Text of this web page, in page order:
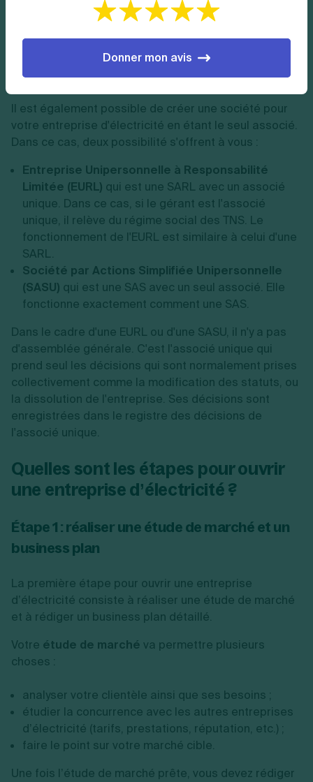
La SARL et la SAS ont deux points communs. D'une
part, le capital social minimum est de 1 euro et d'autre
part, la responsabilité des associés est limitée au
montant de leurs apports.
Il est également possible de créer une société pour
votre entreprise d'électricité en étant le seul associé.
Dans ce cas, deux possibilité s'offrent à vous :
Entreprise Unipersonnelle à Responsabilité
Limitée (EURL) qui est une SARL avec un associé
unique. Dans ce cas, si le gérant est l'associé
unique, il relève du régime social des TNS. Le
fonctionnement de l'EURL est similaire à celui d'une
SARL.
Société par Actions Simplifiée Unipersonnelle
(SASU) qui est une SAS avec un seul associé. Elle
fonctionne exactement comment une SAS.
Dans le cadre d'une EURL ou d'une SASU, il n'y a pas
d'assemblée générale. C'est l'associé unique qui
prend seul les décisions qui sont normalement prises
collectivement comme la modification des statuts, ou
la dissolution de l'entreprise. Ses décisions sont
enregistrées dans le registre des décisions de
l'associé unique.
Quelles sont les étapes pour ouvrir
une entreprise d’électricité ?
Étape 1 : réaliser une étude de marché et un
business plan
La première étape pour ouvrir une entreprise
d’électricité consiste à réaliser une étude de marché
et à rédiger un business plan détaillé.
Votre étude de marché va permettre plusieurs
choses :
analyser votre clientèle ainsi que ses besoins ;
étudier la concurrence avec les autres entreprises
d’électricité (tarifs, prestations, réputation, etc.) ;
faire le point sur votre marché cible.
Une fois l’étude de marché prête, vous devez rédiger
Donner mon avis